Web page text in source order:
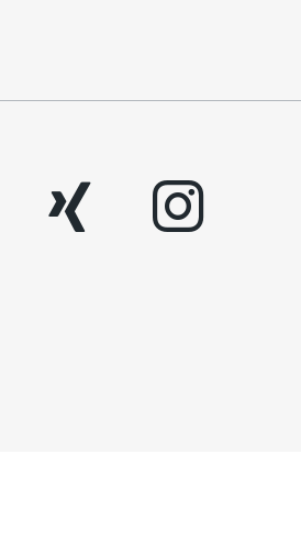
xing instagram